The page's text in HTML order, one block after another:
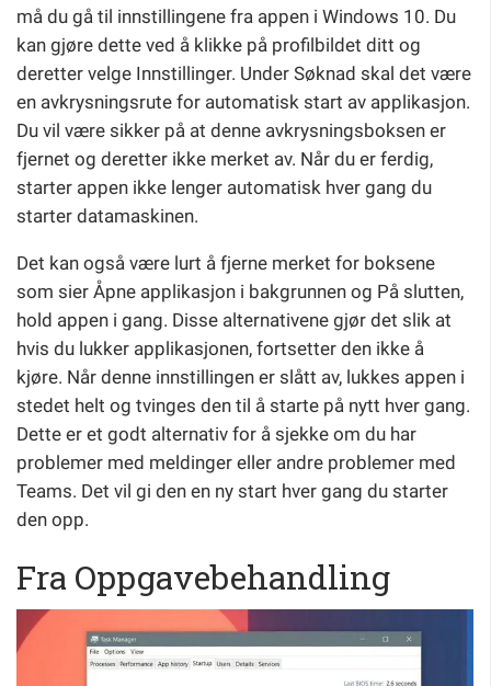
må du gå til innstillingene fra appen i Windows 10. Du
kan gjøre dette ved å klikke på profilbildet ditt og
deretter velge Innstillinger. Under Søknad skal det være
en avkrysningsrute for automatisk start av applikasjon.
Du vil være sikker på at denne avkrysningsboksen er
fjernet og deretter ikke merket av. Når du er ferdig,
starter appen ikke lenger automatisk hver gang du
starter datamaskinen.
Det kan også være lurt å fjerne merket for boksene
som sier Åpne applikasjon i bakgrunnen og På slutten,
hold appen i gang. Disse alternativene gjør det slik at
hvis du lukker applikasjonen, fortsetter den ikke å
kjøre. Når denne innstillingen er slått av, lukkes appen i
stedet helt og tvinges den til å starte på nytt hver gang.
Dette er et godt alternativ for å sjekke om du har
problemer med meldinger eller andre problemer med
Teams. Det vil gi den en ny start hver gang du starter
den opp.
Fra Oppgavebehandling